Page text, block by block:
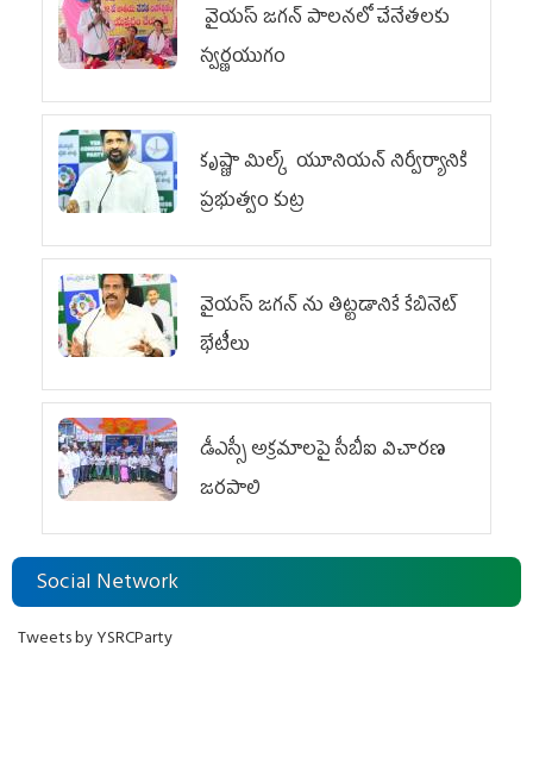
వైయ‌స్ జగన్ పాలనలో చేనేతలకు
స్వర్ణయుగం
కృష్ణా మిల్క్‌ యూనియన్‌ నిర్వీర్యానికి
ప్రభుత్వం కుట్ర
వైయ‌స్ జగన్‌ ను తిట్టడానికే కేబినెట్‌
భేటీలు
డీఎస్సీ అక్రమాలపై సీబీఐ విచారణ
జరపాలి
Social Network
Tweets by YSRCParty